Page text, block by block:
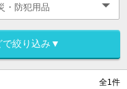
で絞り込み▼
全1件